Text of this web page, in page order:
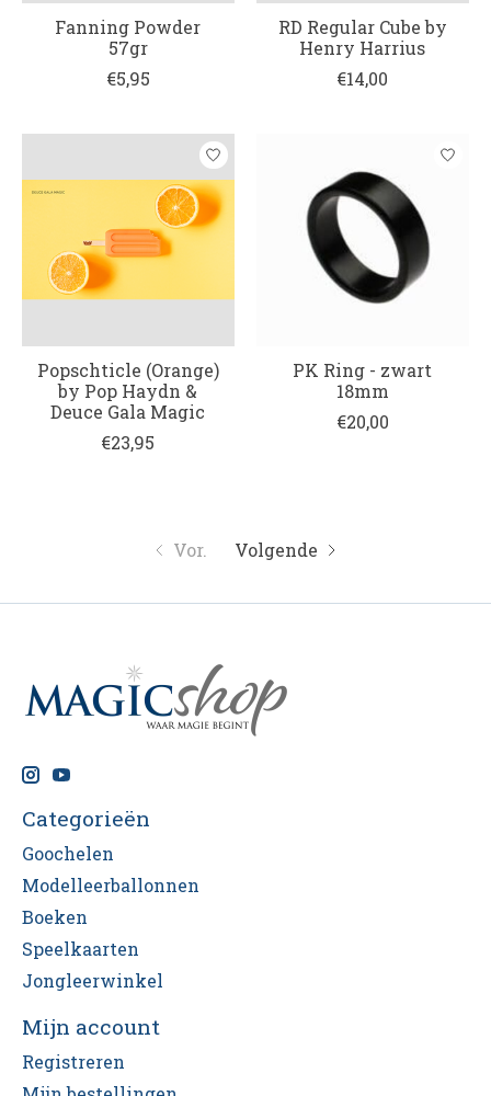
Fanning Powder
57gr
€5,95
RD Regular Cube by
Henry Harrius
€14,00
Popschticle (Orange)
by Pop Haydn &
Deuce Gala Magic
€23,95
PK Ring - zwart
18mm
€20,00
Vor. Volgende
Categorieën
Goochelen
Modelleerballonnen
Boeken
Speelkaarten
Jongleerwinkel
Mijn account
Registreren